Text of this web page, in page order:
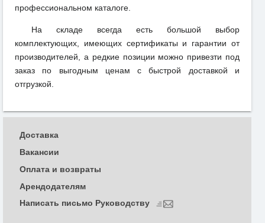
профессиональном каталоге.
На складе всегда есть большой выбор
комплектующих, имеющих сертификаты и гарантии от
производителей, а редкие позиции можно привезти под
заказ по выгодным ценам с быстрой доставкой и
отгрузкой.
Доставка
Вакансии
Оплата и возвраты
Арендодателям
Написать письмо Руководству